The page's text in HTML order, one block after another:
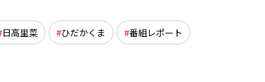
日高里菜 ひだかくま 番組レポート